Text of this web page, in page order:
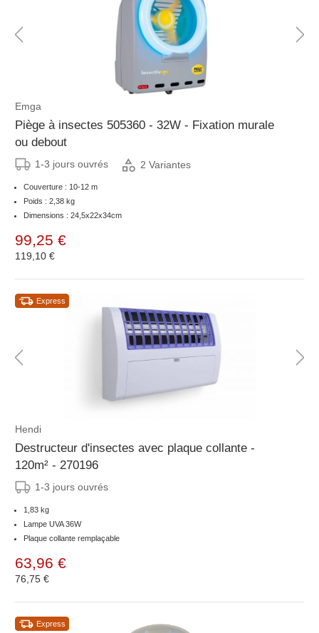
Emga
Piège à insectes 505360 - 32W - Fixation murale
ou debout
1-3 jours ouvrés 2 Variantes
Couverture : 10-12 m
Poids : 2,38 kg
Dimensions : 24,5x22x34cm
99,25 €
119,10 €
Express
Hendi
Destructeur d'insectes avec plaque collante -
120m² - 270196
1-3 jours ouvrés
1,83 kg
Lampe UVA 36W
Plaque collante remplaçable
63,96 €
76,75 €
Express